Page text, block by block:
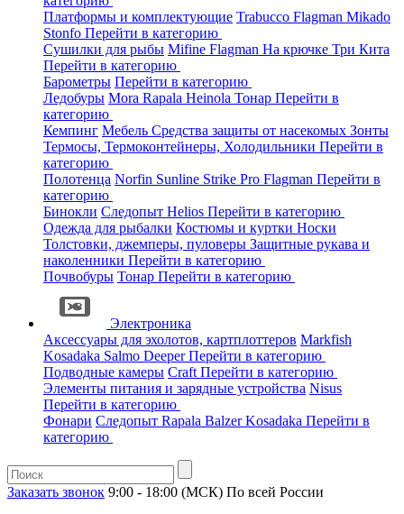
Платформы и комплектующие Trabucco Flagman Mikado
Stonfo Перейти в категорию
Сушилки для рыбы Mifine Flagman На крючке Три Кита
Перейти в категорию
Барометры Перейти в категорию
Ледобуры Mora Rapala Heinola Тонар Перейти в
категорию
Кемпинг Мебель Средства защиты от насекомых Зонты
Термосы, Термоконтейнеры, Холодильники Перейти в
категорию
Полотенца Norfin Sunline Strike Pro Flagman Перейти в
категорию
Бинокли Следопыт Helios Перейти в категорию
Одежда для рыбалки Костюмы и куртки Носки
Толстовки, джемперы, пуловеры Защитные рукава и
наколенники Перейти в категорию
Почвобуры Тонар Перейти в категорию
Электроника
Аксессуары для эхолотов, картплоттеров Markfish
Kosadaka Salmo DeeperПерейти в категорию
Подводные камеры Craft Перейти в категорию
Элементы питания и зарядные устройства Nisus
Перейти в категорию
Фонари Следопыт Rapala BalzerKosadaka Перейти в
категорию
Заказать звонок 9:00 - 18:00 (МСК) По всей России